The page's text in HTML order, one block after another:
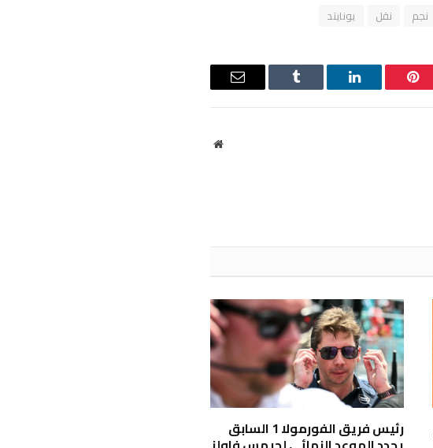
نجم نقل يونايتد
بينتيريستلينكدإن Tumblr
البريد
موقع
رئيس فريق الفورمولا 1 السابق